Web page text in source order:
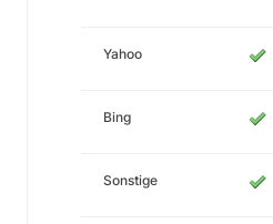
Yahoo
Bing
Sonstige